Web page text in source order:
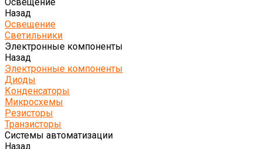
Назад
Освещение
Светильники
Электронные компоненты
Назад
Электронные компоненты
Диоды
Конденсаторы
Микросхемы
Резисторы
Транзисторы
Системы автоматизации
Назад